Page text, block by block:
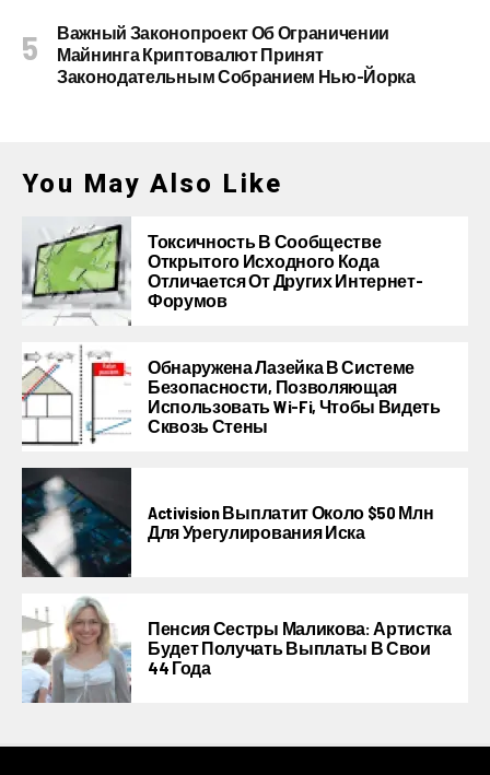
Важный Законопроект Об Ограничении
Майнинга Криптовалют Принят
Законодательным Собранием Нью-Йорка
You May Also Like
Токсичность В Сообществе
Открытого Исходного Кода
Отличается От Других Интернет-
Форумов
Обнаружена Лазейка В Системе
Безопасности, Позволяющая
Использовать Wi-Fi, Чтобы Видеть
Сквозь Стены
Activision Выплатит Около $50 Млн
Для Урегулирования Иска
Пенсия Сестры Маликова: Артистка
Будет Получать Выплаты В Свои
44 Года